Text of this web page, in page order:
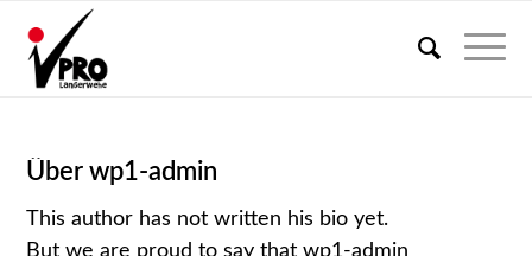
Überwp1-admin
This author has not written his bio yet.
But we are proud to say thatwp1-admin